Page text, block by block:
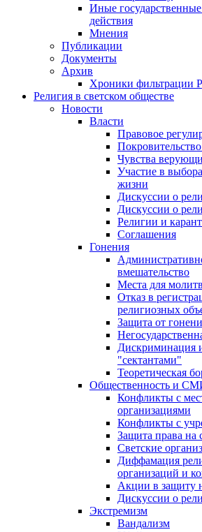
Иные
действия
Мнения
Публикации
Документы
Архив
Хроники фильтрации
Религия в светском обществе
Новости
Власти
Правовое
Чувства
Участие в
жизни
Дискуссии о
Дискуссии о
Религии и
Соглашения
Гонения
вмешательство
Места для
Отказ в
религиозных
Защита от
Дискриминация
"сектантами"
Теоретическая
Общественность и
Конфликты с
организациями
Конфликты с
Защита права на
Светские
Диффамация
организаций и
Акции в защиту
Дискуссии о
Экстремизм
Вандализм